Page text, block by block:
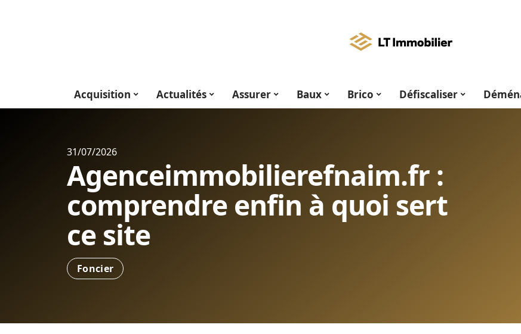
Acquisition Actualités Assurer Baux Brico Défiscaliser
31/07/2026
Agenceimmobilierefnaim.fr :
comprendre enfin à quoi sert
ce site
Foncier